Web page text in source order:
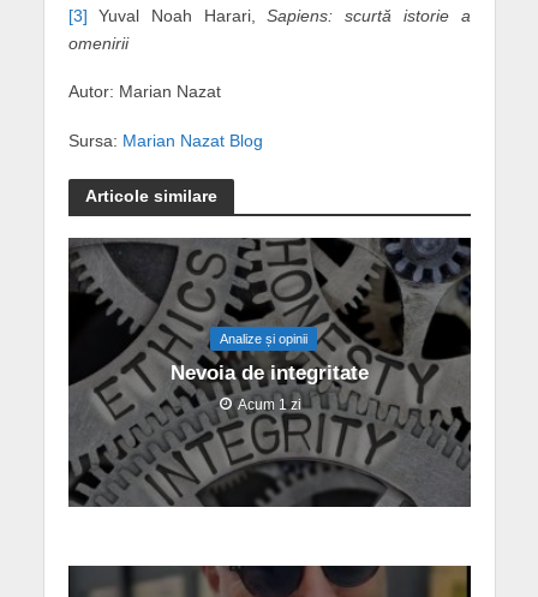
[3] Yuval Noah Harari,Sapiens: scurtă istorie a
omenirii
Autor: Marian Nazat
Sursa: Marian Nazat Blog
Articole similare
Analize și opinii
Nevoia de integritate
Acum 1 zi